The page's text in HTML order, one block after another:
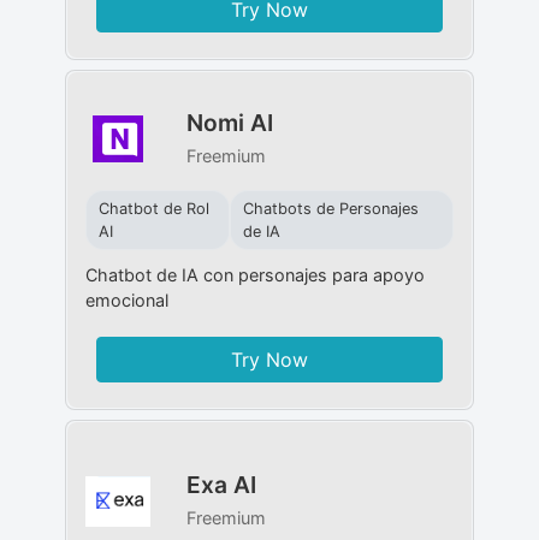
Try Now
Nomi AI
Freemium
Chatbot de Rol
AI
Chatbots de Personajes
de IA
Chatbot de IA con personajes para apoyo
emocional
Try Now
Exa AI
Freemium